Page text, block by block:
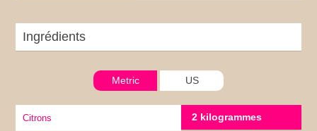
Ingrédients
Metric US
Citrons 2 kilogrammes